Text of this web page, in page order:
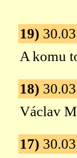
19)
A komu
18)
Václav
17)